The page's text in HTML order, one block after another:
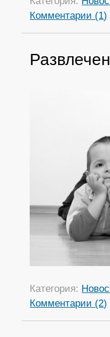
Комментарии (1)
Категория:
Комментарии (2)